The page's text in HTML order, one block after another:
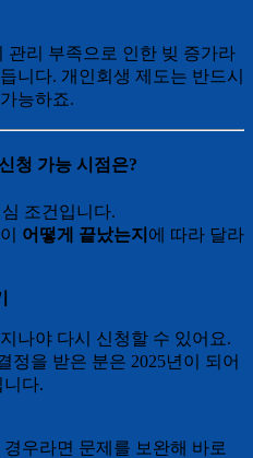
관리 부족으로 인한 빚 증가라
니다. 개인회생 제도는 반드시
능하죠.
청 가능 시점은?
조건입니다.
어떻게 끝났는지 에 따라 달라
나야 다시 신청할 수 있어요.
정을 받은 분은 2025년이 되어
다.
우라면 문제를 보완해 바로